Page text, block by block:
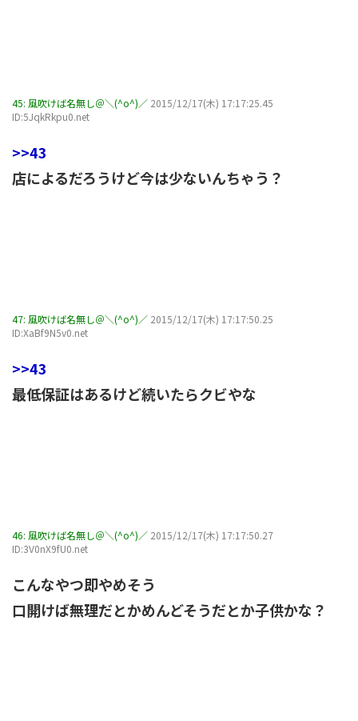
45: 風吹けば名無し＠＼(^o^)／ 2015/12/17(木) 17:17:25.45
ID:5JqkRkpu0.net
>>43
店によるだろうけど今は少ないんちゃう？
47: 風吹けば名無し＠＼(^o^)／ 2015/12/17(木) 17:17:50.25
ID:XaBf9N5v0.net
>>43
最低保証はあるけど続いたらクビやな
46: 風吹けば名無し＠＼(^o^)／ 2015/12/17(木) 17:17:50.27
ID:3V0nX9fU0.net
こんなやつ即やめそう
口開けば無理だとかめんどそうだとか子供かな？